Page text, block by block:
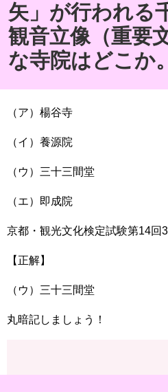
矢」が行われる
観音立像（重要
な寺院はどこか。
（ア）楊谷寺
（イ）養源院
（ウ）三十三間堂
（エ）即成院
京都・観光文化検定試験第14回3
【正解】
（ウ）三十三間堂
丸暗記しましょう！